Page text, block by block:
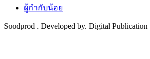
ผู้กำกับน้อย
Soodprod . Developed by. Digital Publication